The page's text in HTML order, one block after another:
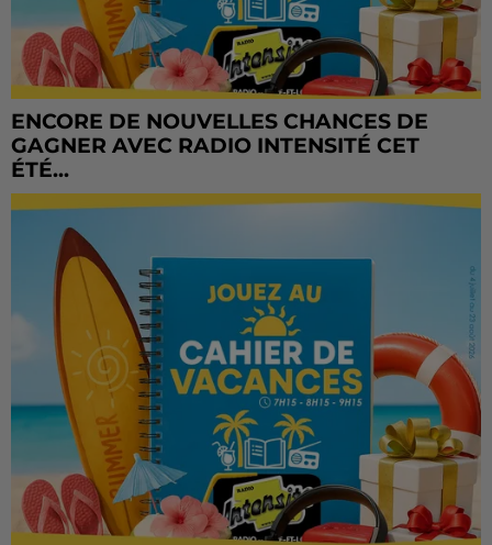
ENCORE DE NOUVELLES CHANCES DE
GAGNER AVEC RADIO INTENSITÉ CET
ÉTÉ...